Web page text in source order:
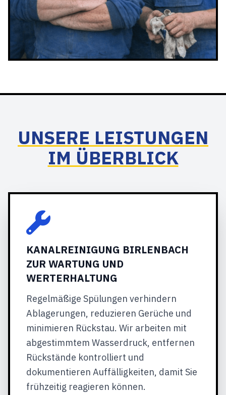
UNSERE LEISTUNGEN
IM ÜBERBLICK
KANALREINIGUNG BIRLENBACH
ZUR WARTUNG UND
WERTERHALTUNG
Regelmäßige Spülungen verhindern
Ablagerungen, reduzieren Gerüche und
minimieren Rückstau. Wir arbeiten mit
abgestimmtem Wasserdruck, entfernen
Rückstände kontrolliert und
dokumentieren Auffälligkeiten, damit Sie
frühzeitig reagieren können.